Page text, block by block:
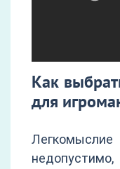
Как
для